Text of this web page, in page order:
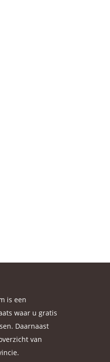
is een
waar u gratis
Daarnaast
van